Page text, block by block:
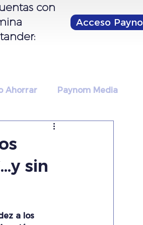
Acceso
con
Ahorrar Paynom Media
sin
a los